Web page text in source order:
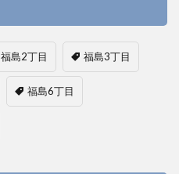
福島2丁目 福島3丁目
福島6丁目